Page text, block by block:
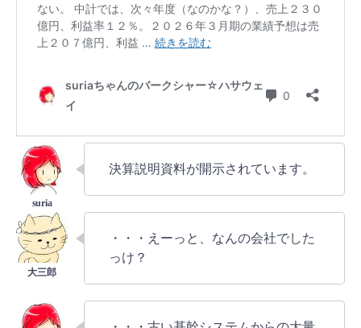
決算説明資料が開示されています。
・・・えーっと、なんの会社でした
っけ？